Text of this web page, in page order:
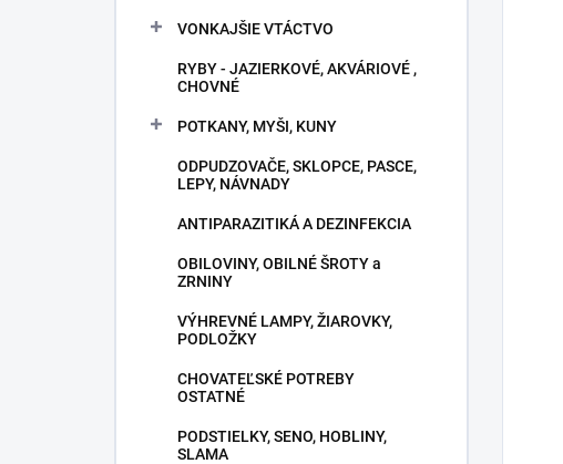
VONKAJŠIE VTÁCTVO
RYBY - JAZIERKOVÉ, AKVÁRIOVÉ ,
CHOVNÉ
POTKANY, MYŠI, KUNY
ODPUDZOVAČE, SKLOPCE, PASCE,
LEPY, NÁVNADY
ANTIPARAZITIKÁ A DEZINFEKCIA
OBILOVINY, OBILNÉ ŠROTY a
ZRNINY
VÝHREVNÉ LAMPY, ŽIAROVKY,
PODLOŽKY
CHOVATEĽSKÉ POTREBY
OSTATNÉ
PODSTIELKY, SENO, HOBLINY,
SLAMA